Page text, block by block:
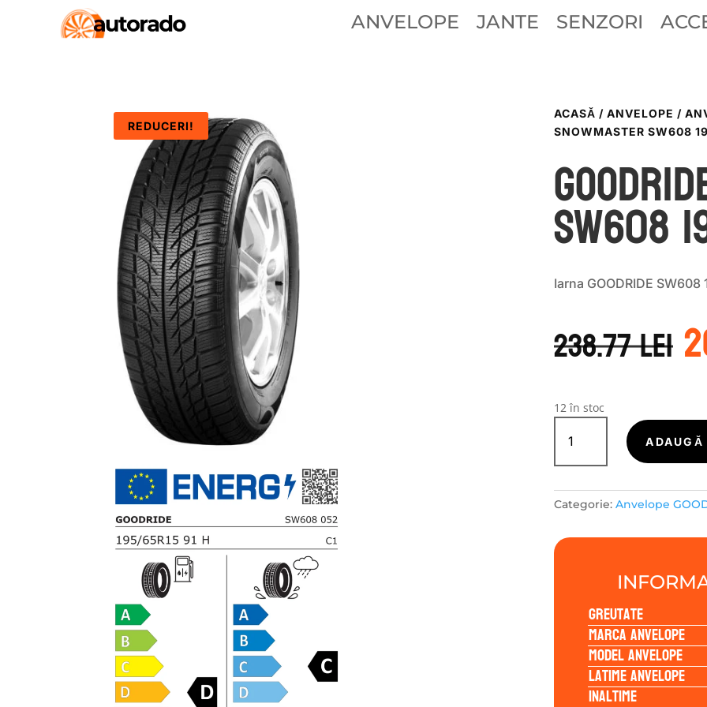
ANVELOPE JANTE SENZORI
REDUCERI!
ACASĂ / ANVELOPE /
SNOWMASTER SW608
SW608
Iarna GOODRIDE
238.77leia
12 în stoc
Cantitate
GOODRIDE
SNOWMASTER
195/65R15
91H
ADAUGĂ
Categorie: Anvelope
Greutate
Marca anvelope
Model anvelope
Latime anvelope
Inaltime